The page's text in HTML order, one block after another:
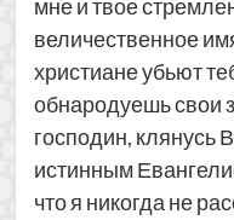
мне и твое
величественное
христиане убьют
обнародуешь свои
господин, клянусь
истинным
что я никогда не